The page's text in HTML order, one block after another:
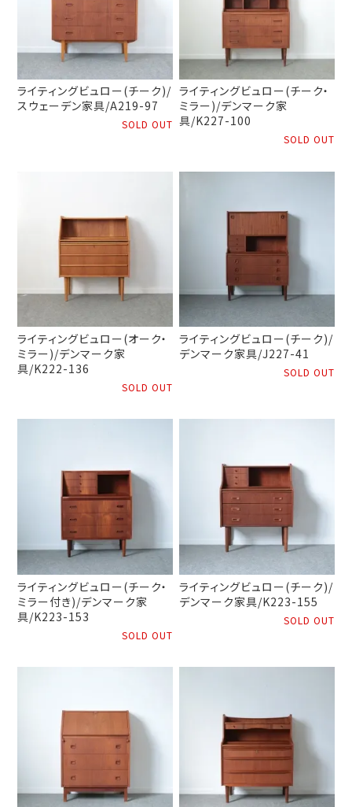
ライティングビュロー(チーク)/
スウェーデン家具/A219-97
SOLD OUT
ライティングビュロー(チーク・
ミラー)/デンマーク家
具/K227-100
SOLD OUT
ライティングビュロー(オーク・
ミラー)/デンマーク家
具/K222-136
SOLD OUT
ライティングビュロー(チーク)/
デンマーク家具/J227-41
SOLD OUT
ライティングビュロー(チーク・
ミラー付き)/デンマーク家
具/K223-153
SOLD OUT
ライティングビュロー(チーク)/
デンマーク家具/K223-155
SOLD OUT